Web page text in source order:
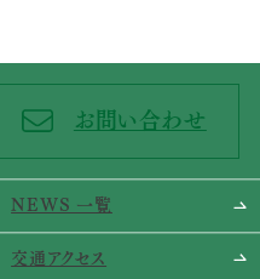
お問い合わせ
NEWS 一覧
交通アクセス